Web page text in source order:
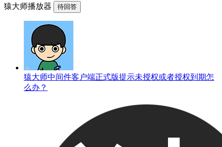
猿大师播放器 待回答
猿大师中间件客户端正式版提示未授权或者授权到期怎
么办？